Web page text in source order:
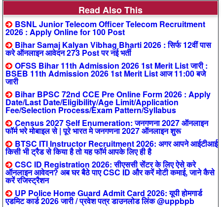
Read Also This
BSNL Junior Telecom Officer Telecom Recruitment
2026 : Apply Online for 100 Post
Bihar Samaj Kalyan Vibhag Bharti 2026 : सिर्फ 12वीं पास
करे ऑनलाइन आवेदन 273 Post पर नई भर्ती
OFSS Bihar 11th Admission 2026 1st Merit List जारी :
BSEB 11th Admission 2026 1st Merit List आज 11:00 बजे
जारी
Bihar BPSC 72nd CCE Pre Online Form 2026 : Apply
Date/Last Date/Eligibility/Age Limit/Application
Fee/Selection Process/Exam Pattern/Syllabus
Census 2027 Self Enumeration: जनगणना 2027 ऑनलाइन
फॉर्म भरे मोबाइल से | पूरे भारत मे जनगणना 2027 ऑनलाइन शुरू
BTSC ITI Instructor Recruitment 2026: अगर आपने आईटीआई
किसी भी ट्रैड से किया है तो यह फॉर्म आपके लिए ही है
CSC ID Registration 2026: सीएससी सेंटर के लिए ऐसे करे
ऑनलाइन आवेदन? अब घर बैठे पाए CSC ID और करें मोटी कमाई, जाने कैसे
करें रजिस्ट्रैशन
UP Police Home Guard Admit Card 2026: यूपी होमगार्ड
एडमिट कार्ड 2026 जारी / प्रवेश पत्र डाउनलोड लिंक @uppbpb